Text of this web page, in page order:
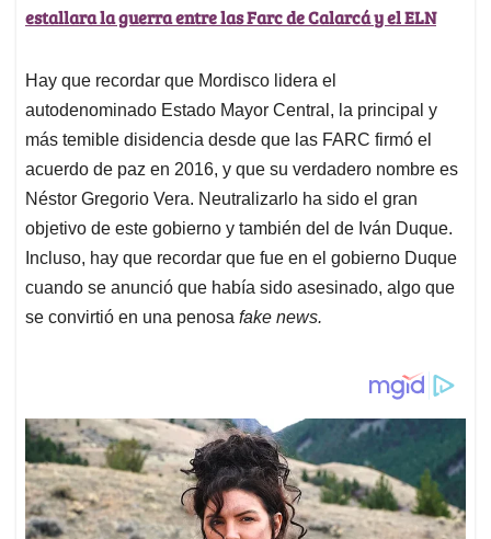
estallara la guerra entre las Farc de Calarcá y el ELN
Hay que recordar que Mordisco lidera el
autodenominado Estado Mayor Central, la principal y
más temible disidencia desde que las FARC firmó el
acuerdo de paz en 2016, y que su verdadero nombre es
Néstor Gregorio Vera. Neutralizarlo ha sido el gran
objetivo de este gobierno y también del de Iván Duque.
Incluso, hay que recordar que fue en el gobierno Duque
cuando se anunció que había sido asesinado, algo que
se convirtió en una penosa fake news.